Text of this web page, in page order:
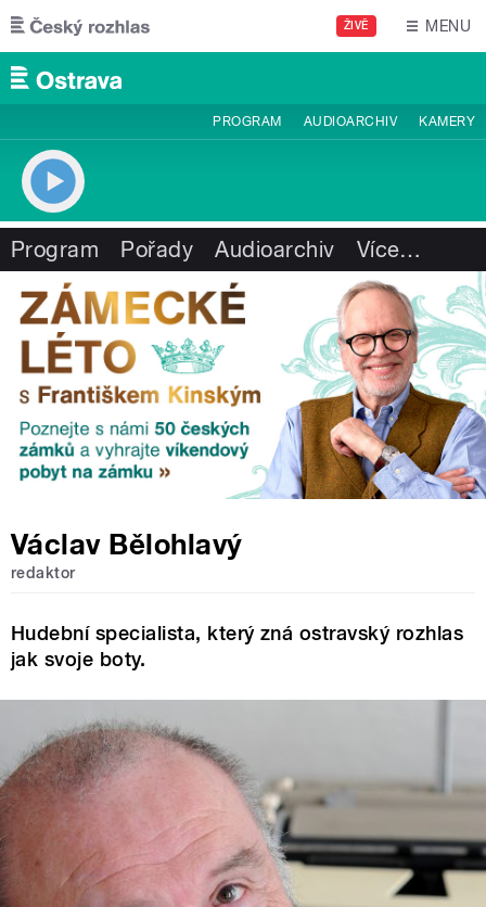
Přejít k hlavnímu obsahu
ŽIVĚ MENU
PROGRAM AUDIOARCHIV KAMERY
Program Pořady Audioarchiv Více…
Václav Bělohlavý
redaktor
Hudební specialista, který zná ostravský rozhlas
jak svoje boty.